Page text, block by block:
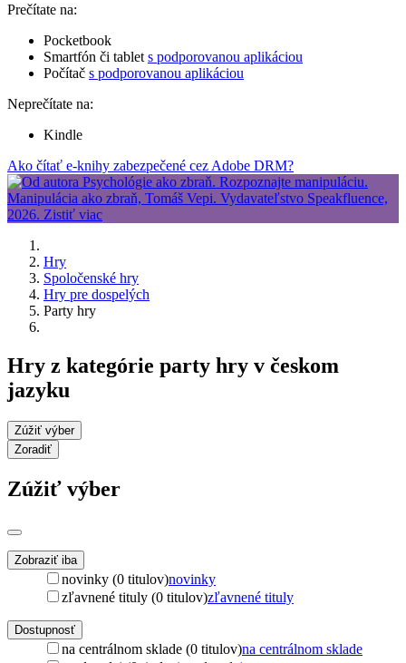
Prečítate na:
Pocketbook
Smartfón či tablet s podporovanou aplikáciou
Počítač s podporovanou aplikáciou
Neprečítate na:
Kindle
Ako čítať e-knihy zabezpečené cez Adobe DRM?
Hry
Spoločenské hry
Hry pre dospelých
Party hry
Hry z kategórie party hry v českom
jazyku
Zúžiť výber
Zoradiť
Zúžiť výber
Zobraziť iba
novinky (0 titulov)novinky
zľavnené tituly (0 titulov)zľavnené tituly
Dostupnosť
na centrálnom sklade (0 titulov)na centrálnom sklade